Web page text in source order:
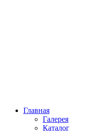
Главная
Галерея
Каталог